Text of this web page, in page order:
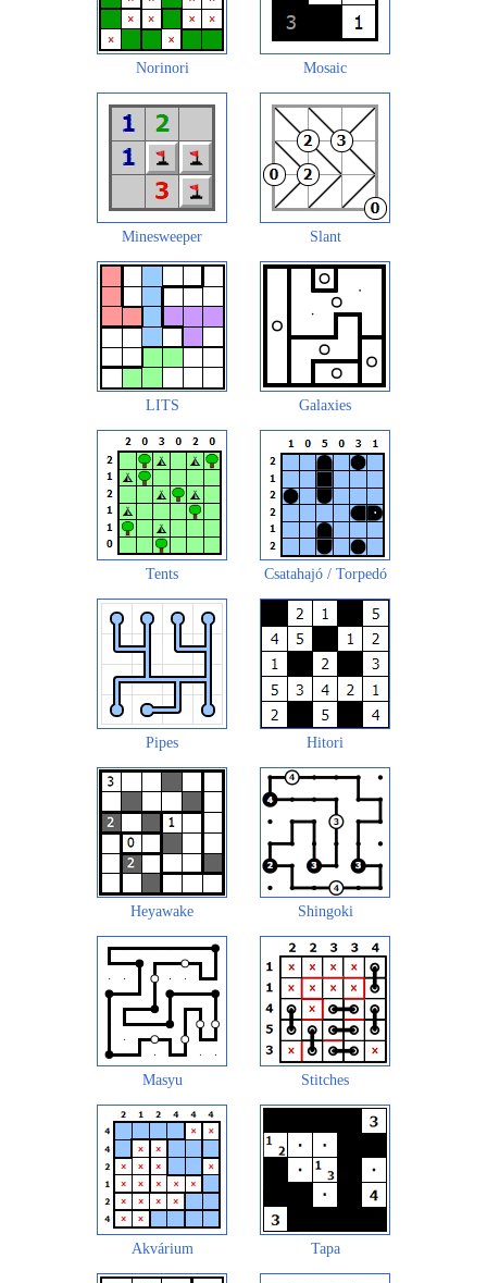
Norinori Mosaic
Minesweeper Slant
LITS Galaxies
Tents Csatahajó / Torpedó
Pipes Hitori
Heyawake Shingoki
Masyu Stitches
Akvárium Tapa